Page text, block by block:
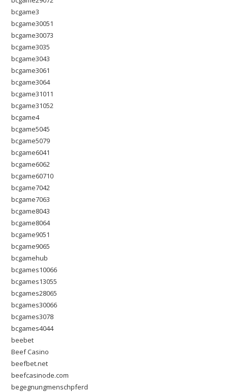
bcgame3
bcgame30051
bcgame30073
bcgame3035
bcgame3043
bcgame3061
bcgame3064
bcgame31011
bcgame31052
bcgame4
bcgame5045
bcgame5079
bcgame6041
bcgame6062
bcgame60710
bcgame7042
bcgame7063
bcgame8043
bcgame8064
bcgame9051
bcgame9065
bcgamehub
bcgames10066
bcgames13055
bcgames28065
bcgames30066
bcgames3078
bcgames4044
beebet
Beef Casino
beefbet.net
beefcasinode.com
begegnungmenschpferd